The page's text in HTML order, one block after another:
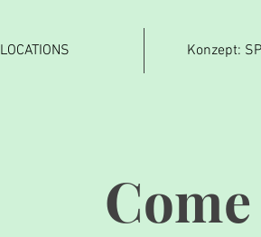
LOCATIONS Konzept:
Come